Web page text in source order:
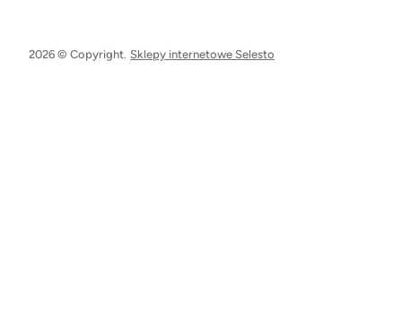
2026 © Copyright. Sklepy internetowe Selesto